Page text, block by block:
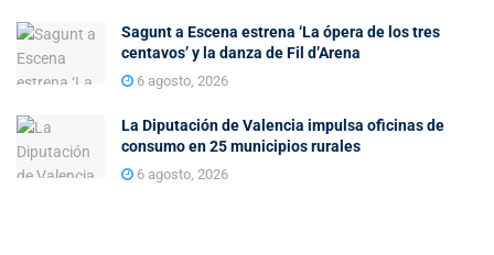
Sagunt a Escena estrena ‘La ópera de los tres
centavos’ y la danza de Fil d’Arena
6 agosto, 2026
La Diputación de Valencia impulsa oficinas de
consumo en 25 municipios rurales
6 agosto, 2026